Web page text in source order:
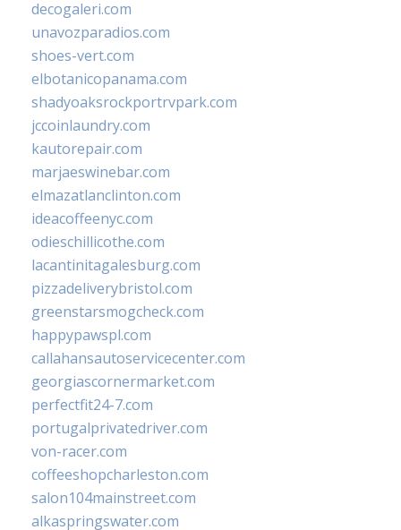
decogaleri.com
unavozparadios.com
shoes-vert.com
elbotanicopanama.com
shadyoaksrockportrvpark.com
jccoinlaundry.com
kautorepair.com
marjaeswinebar.com
elmazatlanclinton.com
ideacoffeenyc.com
odieschillicothe.com
lacantinitagalesburg.com
pizzadeliverybristol.com
greenstarsmogcheck.com
happypawspl.com
callahansautoservicecenter.com
georgiascornermarket.com
perfectfit24-7.com
portugalprivatedriver.com
von-racer.com
coffeeshopcharleston.com
salon104mainstreet.com
alkaspringswater.com